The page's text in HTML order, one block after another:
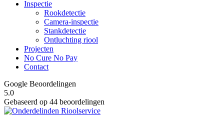
Inspectie
Rookdetectie
Camera-inspectie
Stankdetectie
Ontluchting riool
Projecten
No Cure No Pay
Contact
Google Beoordelingen
5.0
Gebaseerd op 44 beoordelingen